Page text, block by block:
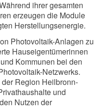
ihrer gesamten
erzeugen die Module
Herstellungsenergie.
Photovoltaik-Anlagen zu
Hauseigentümerinnen
Kommunen bei den
Netzwerks.
Region Heilbronn-
und
Nutzen der